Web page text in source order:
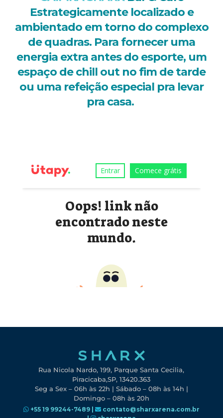
Estrategicamente localizado e
ambientado em torno do complexo
de quadras. Para fornecer uma
energia extra antes do esporte, um
espaço de chill out no fim de tarde
ou uma refeição especial pra levar
pra casa.
Rua Nicola Nardo, 199, Parque Santa Cecilia,
Piracicaba,SP, 13420.363
Seg a Sex – 06h às 22h | Sábado – 08h às 14h |
Domingo – 08h às 20h
+55 19 99244-7489 |
contato@sharxarena.com.br